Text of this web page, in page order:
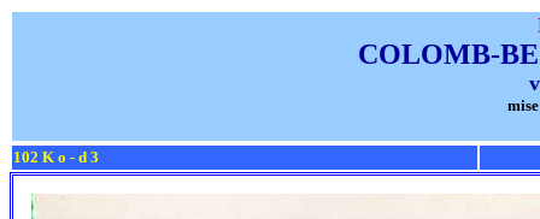
COLOMB-
102 K o - d 3